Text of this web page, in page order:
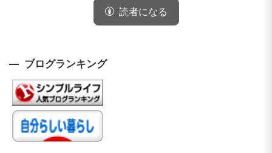
読者になる
ブログランキング